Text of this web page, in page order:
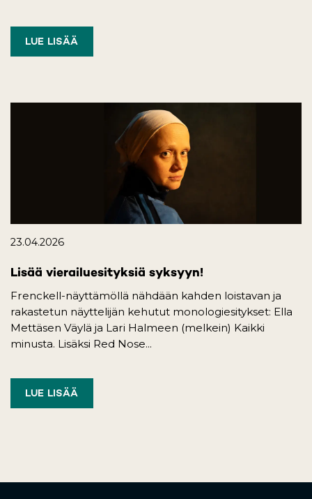
LUE LISÄÄ
23.04.2026
Lisää vierailuesityksiä syksyyn!
Frenckell-näyttämöllä nähdään kahden loistavan ja
rakastetun näyttelijän kehutut monologiesitykset: Ella
Mettäsen Väylä ja Lari Halmeen (melkein) Kaikki
minusta. Lisäksi Red Nose...
LUE LISÄÄ